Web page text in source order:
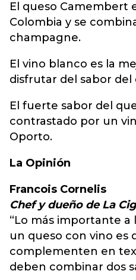
El queso Camembert
Colombia y se
champagne.
El vino blanco es la
disfrutar del sabor del
El fuerte sabor del
contrastado por un
Oporto.
La Opinión
Francois Cornelis
Chef y dueño de La
“Lo más importante
un queso con vino es
complementen en
deben combinar dos